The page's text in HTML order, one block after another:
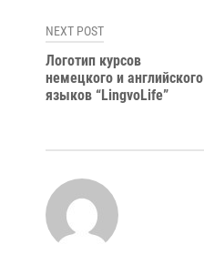
NEXT POST
Логотип курсов
немецкого и английского
языков “LingvoLife”